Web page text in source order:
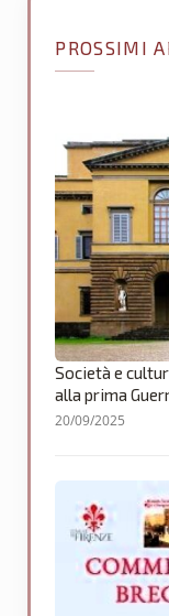
PROSSIMI
Società e
alla prima
20/09/2025